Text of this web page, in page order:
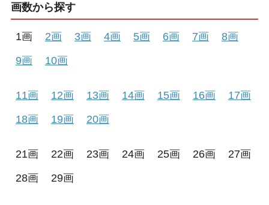
画数から探す
1画 2画 3画 4画 5画 6画 7画
8画
9画
10画
11画 12画 13画 14画 15画 16画
17画
18画
19画 20画
21画 22画 23画 24画 25画 26画
27画
28画
29画